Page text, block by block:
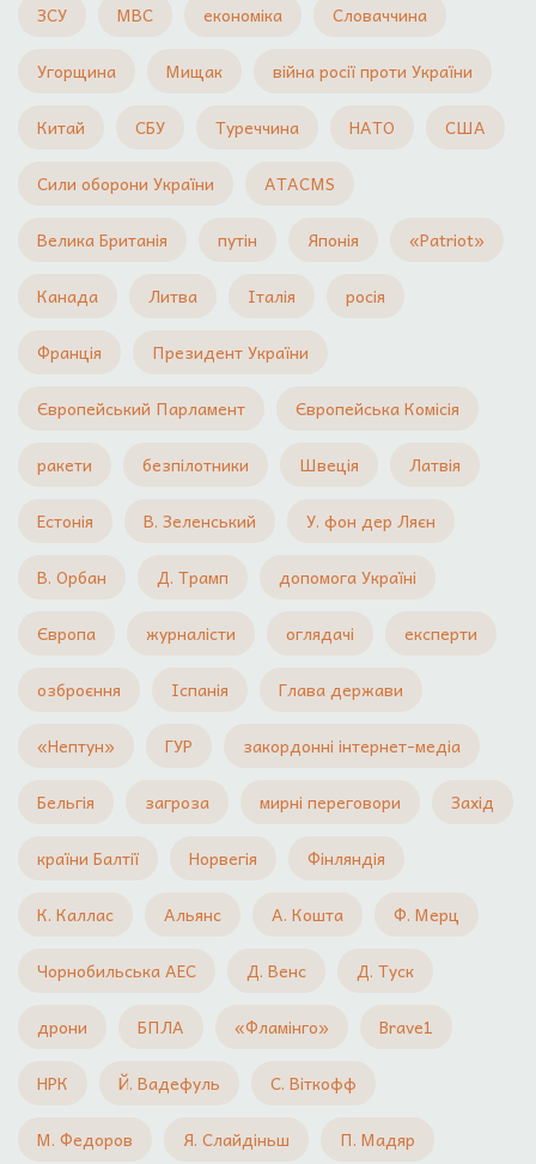
ЗСУ МВС економіка Словаччина
Угорщина Мищак війна росії проти України
Китай СБУ Туреччина НАТО США
Сили оборони України ATACMS
Велика Британія путін Японія «Patriot»
Канада Литва Італія росія
Франція Президент України
Європейський Парламент Європейська Комісія
ракети безпілотники Швеція Латвія
Естонія В. Зеленський У. фон дер Ляєн
В. Орбан Д. Трамп допомога Україні
Європа журналісти оглядачі експерти
озброєння Іспанія Глава держави
«Нептун» ГУР закордонні інтернет-медіа
Бельгія загроза мирні переговори Захід
країни Балтії Норвегія Фінляндія
К. Каллас Альянс А. Кошта Ф. Мерц
Чорнобильська АЕС Д. Венс Д. Туск
дрони БПЛА «Фламінго» Brave1
НРК Й. Вадефуль С. Віткофф
М. Федоров Я. Слайдіньш П. Мадяр